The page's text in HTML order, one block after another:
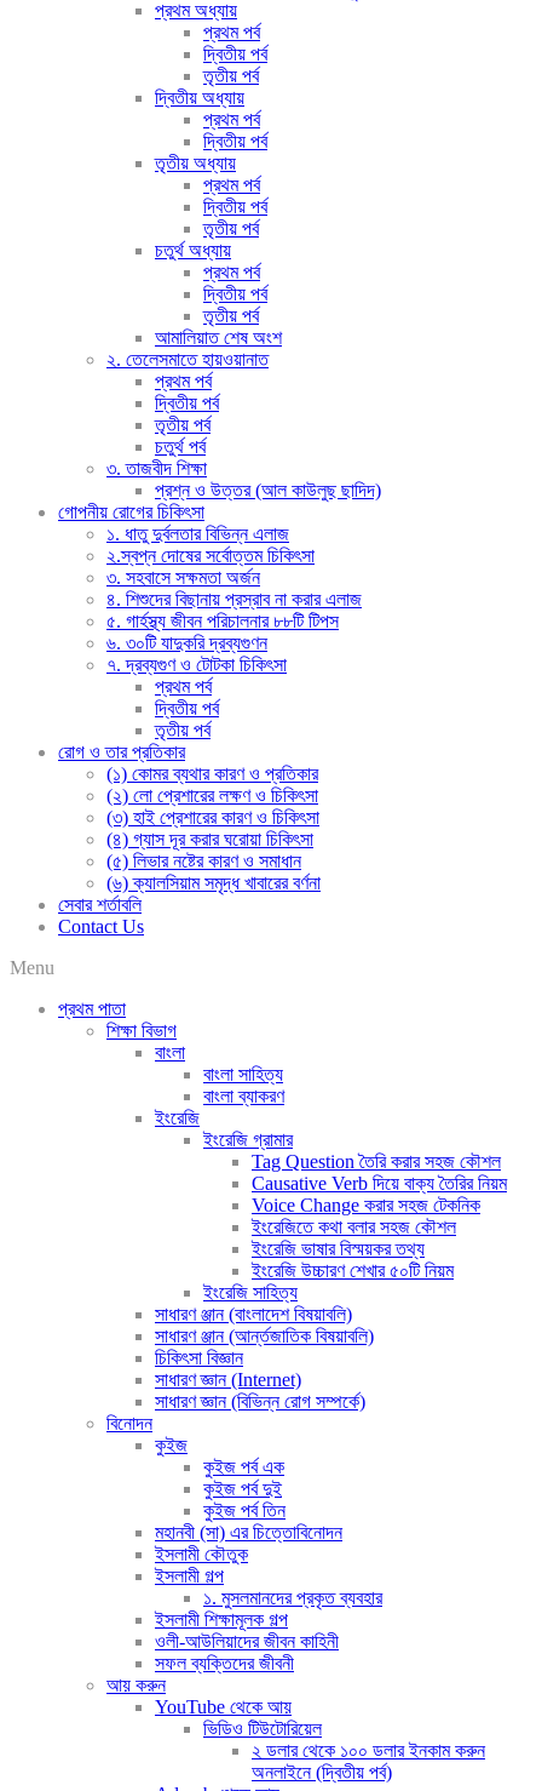
প্রথম অধ্যায়
প্রথম পর্ব
দ্বিতীয় পর্ব
তৃতীয় পর্ব
দ্বিতীয় অধ্যায়
প্রথম পর্ব
দ্বিতীয় পর্ব
তৃতীয় অধ্যায়
প্রথম পর্ব
দ্বিতীয় পর্ব
তৃতীয় পর্ব
চতুর্থ অধ্যায়
প্রথম পর্ব
দ্বিতীয় পর্ব
তৃতীয় পর্ব
আমালিয়াত শেষ অংশ
২. তেলেসমাতে হায়ওয়ানাত
প্রথম পর্ব
দ্বিতীয় পর্ব
তৃতীয় পর্ব
চতুর্থ পর্ব
৩. তাজবীদ শিক্ষা
প্রশ্ন ও উত্তর (আল কাউলুছ ছাদিদ)
গোপনীয় রোগের চিকিৎসা
১. ধাতু দুর্বলতার বিভিন্ন এলাজ
২.স্বপ্ন দোষের সর্বোত্তম চিকিৎসা
৩. সহবাসে সক্ষমতা অর্জন
৪. শিশুদের বিছানায় প্রস্রাব না করার এলাজ
৫. গার্হস্থ্য জীবন পরিচালনার ৮৮টি টিপস
৬. ৩০টি যাদুকরি দ্রব্যগুণন
৭. দ্রব্যগুণ ও টোটকা চিকিৎসা
প্রথম পর্ব
দ্বিতীয় পর্ব
তৃতীয় পর্ব
রোগ ও তার প্রতিকার
(১) কোমর ব্যথার কারণ ও প্রতিকার
(২) লো প্রেশারের লক্ষণ ও চিকিৎসা
(৩) হাই প্রেশারের কারণ ও চিকিৎসা
(৪) গ্যাস দূর করার ঘরোয়া চিকিৎসা
(৫) লিভার নষ্টের কারণ ও সমাধান
(৬) ক্যালসিয়াম সমৃদ্ধ খাবারের বর্ণনা
সেবার শর্তাবলি
Contact Us
Menu
প্রথম পাতা
শিক্ষা বিভাগ
বাংলা
বাংলা সাহিত্য
বাংলা ব্যাকরণ
ইংরেজি
ইংরেজি গ্রামার
Tag Question তৈরি করার সহজ কৌশল
Causative Verb দিয়ে বাক্য তৈরির নিয়ম
Voice Change করার সহজ টেকনিক
ইংরেজিতে কথা বলার সহজ কৌশল
ইংরেজি ভাষার বিস্ময়কর তথ্য
ইংরেজি উচ্চারণ শেখার ৫০টি নিয়ম
ইংরেজি সাহিত্য
সাধারণ ঞ্জান (বাংলাদেশ বিষয়াবলি)
সাধারণ ঞ্জান (আর্ন্তজাতিক বিষয়াবলি)
চিকিৎসা বিজ্ঞান
সাধারণ জ্ঞান (Internet)
সাধারণ জ্ঞান (বিভিন্ন রোগ সম্পর্কে)
বিনোদন
কুইজ
কুইজ পর্ব এক
কুইজ পর্ব দুই
কুইজ পর্ব তিন
মহানবী (সা) এর চিত্তোবিনোদন
ইসলামী কৌতুক
ইসলামী গল্প
১. মুসলমানদের প্রকৃত ব্যবহার
ইসলামী শিক্ষামূলক গল্প
ওলী-আউলিয়াদের জীবন কাহিনী
সফল ব্যক্তিদের জীবনী
আয় করুন
YouTube থেকে আয়
ভিডিও টিউটোরিয়েল
২ ডলার থেকে ১০০ ডলার ইনকাম করুন
অনলাইনে (দ্বিতীয় পর্ব)